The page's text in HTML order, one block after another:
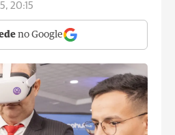
20:15
no Google